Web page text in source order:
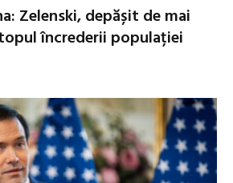
Zelenski, depășit de mai
încrederii populației